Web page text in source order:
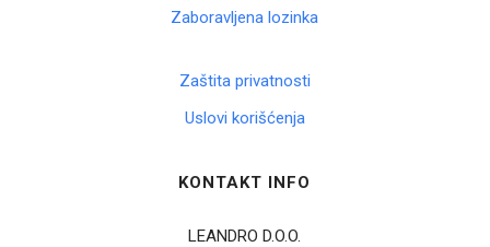
Zaboravljena lozinka
Zaštita privatnosti
Uslovi korišćenja
KONTAKT INFO
LEANDRO D.O.O.